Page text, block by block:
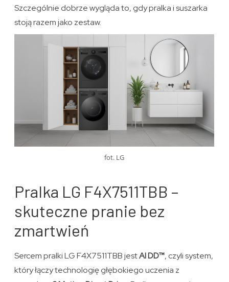
Szczególnie dobrze wygląda to, gdy pralka i suszarka
stoją razem jako zestaw.
fot. LG
Pralka LG F4X7511TBB –
skuteczne pranie bez
zmartwień
Sercem pralki LG F4X7511TBB jestAI DD™, czyli system,
który łączy technologię głębokiego uczenia z